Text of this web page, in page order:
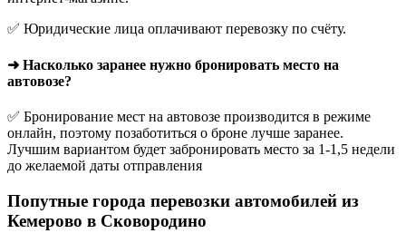
✅ Юридические лица оплачивают перевозку по счёту.
➜ Насколько заранее нужно бронировать место на
автовозе?
✅ Бронирование мест на автовозе производится в режиме
онлайн, поэтому позаботиться о броне лучше заранее.
Лучшим вариантом будет забронировать место за 1-1,5 недели
до желаемой даты отправления
Попутные города перевозки автомобилей из
Кемерово в Сковородино